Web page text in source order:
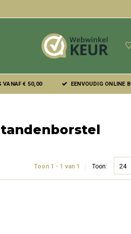
VANAF € 50,00 EENVOUDIG ONLINE
Toon 1 - 1 van 1 Toon: 24